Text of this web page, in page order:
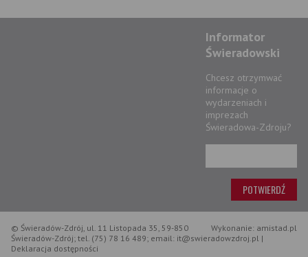
Informator
Świeradowski
Chcesz otrzymwać
informacje o
wydarzeniach i
imprezach
Świeradowa-Zdroju?
Wykonanie: amistad.pl
© Świeradów-Zdrój, ul. 11 Listopada 35, 59-850
Świeradów-Zdrój; tel. (75) 78 16 489; email: it@swieradowzdroj.pl |
Deklaracja dostępności